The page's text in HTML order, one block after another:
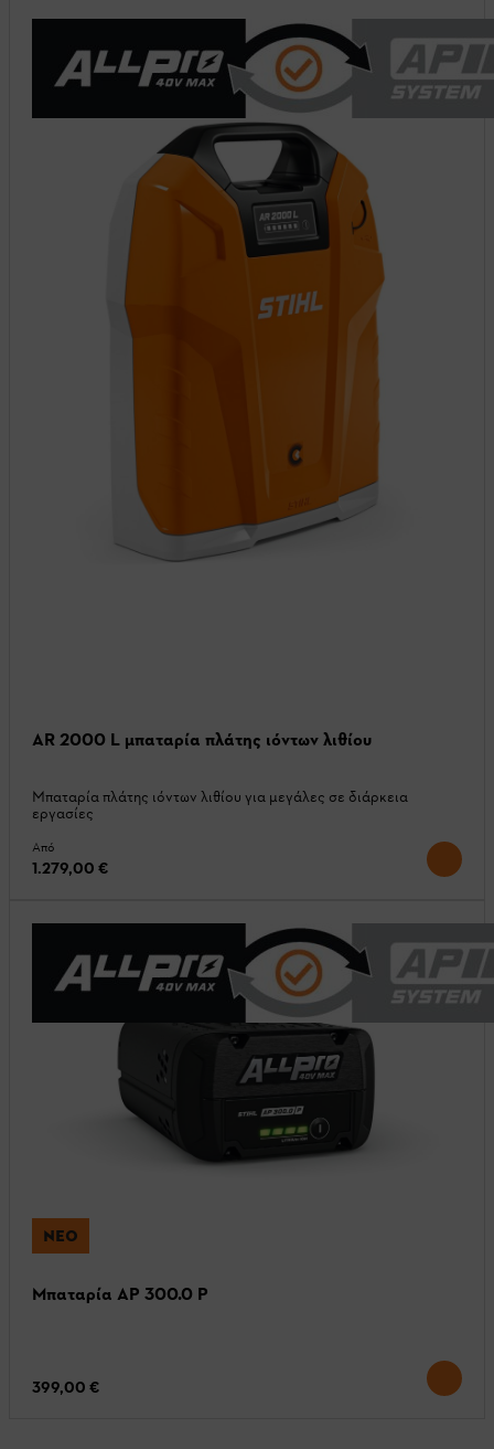
AR 2000 L μπαταρία πλάτης ιόντων λιθίου
Μπαταρία πλάτης ιόντων λιθίου για μεγάλες σε διάρκεια
εργασίες
Από
1.279,00 €
ΝΈΟ
Μπαταρία AP 300.0 P
399,00 €